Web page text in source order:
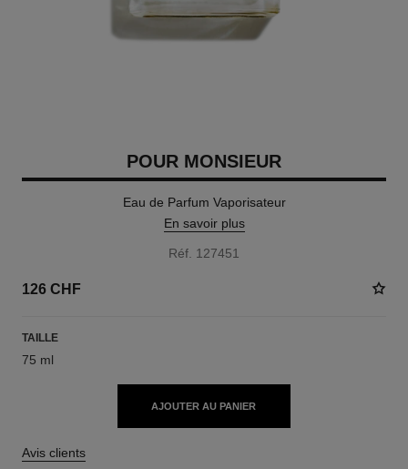
POUR MONSIEUR
Eau de Parfum Vaporisateur
En savoir plus
Réf. 127451
126 CHF
TAILLE
75 ml
AJOUTER AU PANIER
Avis clients